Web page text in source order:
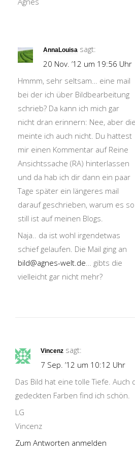
AnnaLouisa sagt:
20 Nov. ’12 um 19:56 Uhr
Hmmm, sehr seltsam… eine mail
bei der ich über Bildbearbeitung
schrieb? Da kann ich mich gar
nicht dran erinnern: Nee, aber die
meinte ich auch nicht. Du hattest
mir einen Kommentar auf Reine
Ansichtssache (RA) hinterlassen
und da hab ich dir dann ein paar
Tage später ein längeres mail
darauf geschrieben, warum es so
still ist auf meinen Blogs.
Naja.. da ist wohl irgendetwas
schief gelaufen. Die Mail ging an
bild@agnes-welt.de… gibts die
vielleicht gar nicht mehr?
Vincenz sagt:
7 Sep. ’12 um 10:12 Uhr
Das Bild hat eine tolle Tiefe. Auch
gedeckten Farben find ich schön.
LG
Vincenz
Zum Antworten anmelden